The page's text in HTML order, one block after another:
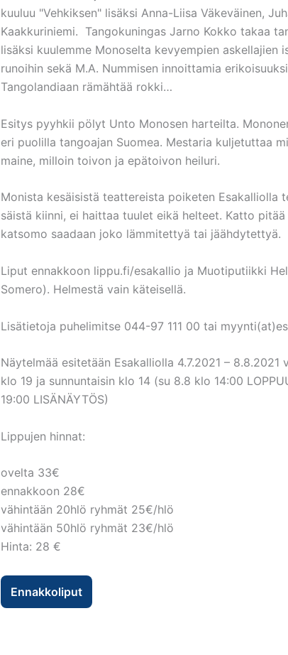
kuuluu "Vehkiksen" lisäksi Anna-Liisa Väkeväinen,
Kaakkuriniemi. Tangokuningas Jarno Kokko takaa
lisäksi kuulemme Monoselta kevyempien askellajien
runoihin sekä M.A. Nummisen innoittamia
Tangolandiaan rämähtää rokki…
Esitys pyyhkii pölyt Unto Monosen harteilta.
eri puolilla tangoajan Suomea. Mestaria kuljetuttaa
maine, milloin toivon ja epätoivon heiluri.
Monista kesäisistä teattereista poiketen Esakalliolla
säistä kiinni, ei haittaa tuulet eikä helteet. Katto
katsomo saadaan joko lämmitettyä tai jäähdytettyä.
Liput ennakkoon lippu.fi/esakallio ja Muotiputiikki
Somero). Helmestä vain käteisellä.
Lisätietoja puhelimitse 044-97 111 00 tai
Näytelmää esitetään Esakalliolla 4.7.2021 – 8.8.2021
klo 19 ja sunnuntaisin klo 14 (su 8.8 klo 14:00
19:00 LISÄNÄYTÖS)
Lippujen hinnat:
ovelta 33€
ennakkoon 28€
vähintään 20hlö ryhmät 25€/hlö
vähintään 50hlö ryhmät 23€/hlö
Hinta: 28 €
Ennakkoliput